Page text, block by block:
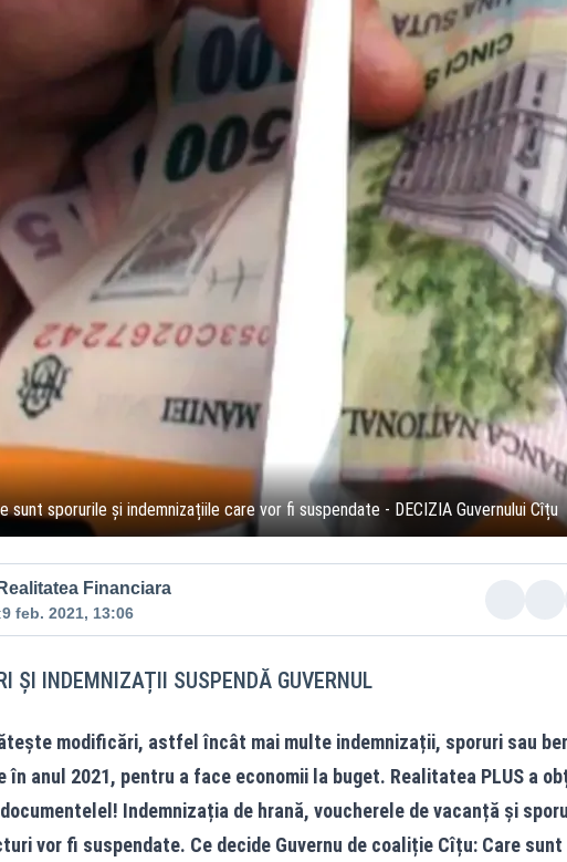
sunt sporurile și indemnizațiile care vor fi suspendate - DECIZIA Guvernului Cîțu
Realitatea Financiara
9 feb. 2021, 13:06
ȘI INDEMNIZAȚII SUSPENDĂ GUVERNUL
modificări, astfel încât mai multe indemnizații, sporuri sau
în anul 2021, pentru a face economii la buget. Realitatea PLUS a
Indemnizația de hrană, voucherele de vacanță și
vor fi suspendate. Ce decide Guvernu de coaliție Cîțu: Care